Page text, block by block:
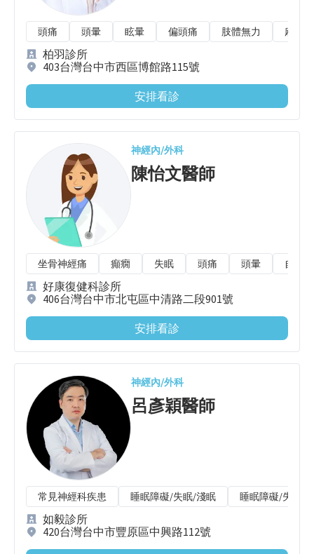
頭痛 頭暈 眩暈 偏頭痛 肢體無力 麻木/
柏羽診所
403台灣台中市西區博館路115號
安排看診
神經內/外科
陳怡文醫師
坐骨神經痛 癲癇 失眠 頭痛 頭暈 自律
好康復健科診所
406台灣台中市北屯區中清路二段901號
安排看診
神經內/外科
呂彥穎醫師
常見神經科疾患 睡眠障礙/失眠/淺眠 睡眠障礙/失眠/
如毅診所
420台灣台中市豐原區中興路112號